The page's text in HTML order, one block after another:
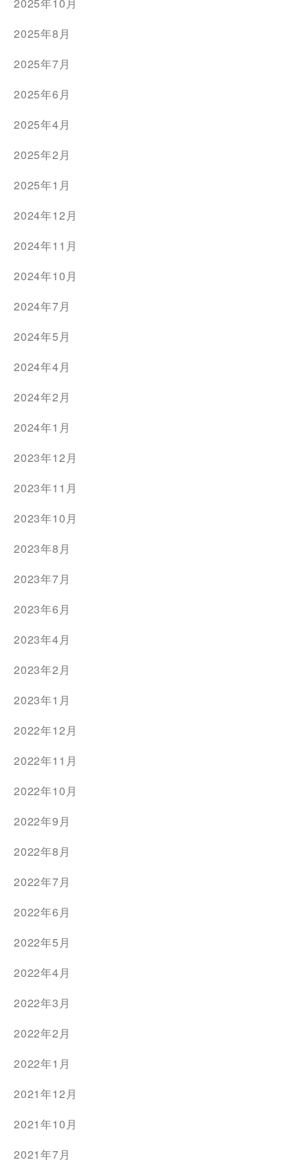
2025年8月
2025年7月
2025年6月
2025年4月
2025年2月
2025年1月
2024年12月
2024年11月
2024年10月
2024年7月
2024年5月
2024年4月
2024年2月
2024年1月
2023年12月
2023年11月
2023年10月
2023年8月
2023年7月
2023年6月
2023年4月
2023年2月
2023年1月
2022年12月
2022年11月
2022年10月
2022年9月
2022年8月
2022年7月
2022年6月
2022年5月
2022年4月
2022年3月
2022年2月
2022年1月
2021年12月
2021年10月
2021年7月